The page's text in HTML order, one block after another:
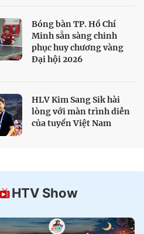
Bóng bàn TP. Hồ Chí
Minh sẵn sàng chinh
phục huy chương vàng
Đại hội 2026
HLV Kim Sang Sik hài
lòng với màn trình diễn
của tuyển Việt Nam
HTV Show